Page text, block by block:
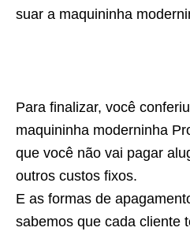
suar a maquininha
Para finalizar, você
maquininha moderninha
que você não vai pagar
outros custos fixos.
E as formas de
sabemos que cada cliente